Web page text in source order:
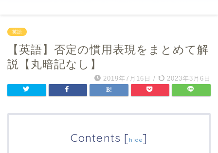
英語
【英語】否定の慣用表現をまとめて解
説【丸暗記なし】
2019年7月16日 / 2023年3月6日
Contents [hide]